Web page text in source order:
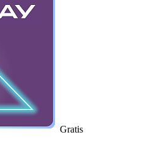
Gratis